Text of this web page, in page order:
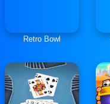
Retro Bowl